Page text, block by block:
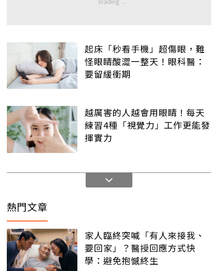
起床「秒看手機」超傷眼，難
怪眼睛酸澀一整天！眼科醫：
要留緩衝期
越厲害的人越會用眼睛！每天
練習4種「視覺力」工作更能發
揮實力
熱門文章
家人臨終突喊「有人來接我、
要回家」？醫授回應方式快
學：避免抱憾終生